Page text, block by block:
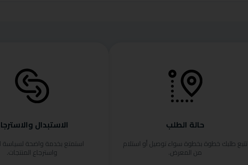
حالة الطلب
تتبع طلبك خطوة بخطوة سواء توصيل أو استلام
من المعرض.
الاستبدال
استمتع بخدمة واضحة لسياسة
واسترجاع المنتجات.